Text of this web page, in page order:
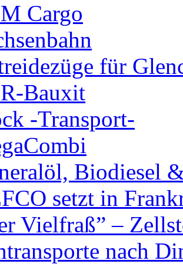
Cargo
für
Bauxit
-Transport-
Biodiesel
setzt in
Vielfraß” –
nach